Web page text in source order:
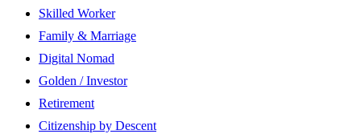
Skilled Worker
Family & Marriage
Digital Nomad
Golden / Investor
Retirement
Citizenship by Descent